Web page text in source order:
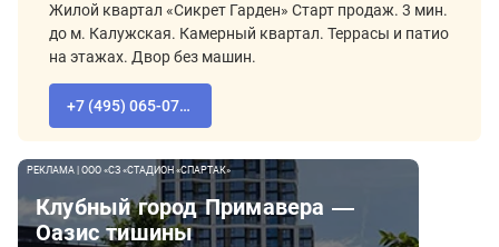
Жилой квартал «Сикрет Гарден» Старт продаж. 3 мин.
до м. Калужская. Камерный квартал. Террасы и патио
на этажах. Двор без машин.
+7 (495) 065-07-55
РЕКЛАМА | ООО «СЗ «СТАДИОН «СПАРТАК»
Клубный город Примавера —
Оазис тишины